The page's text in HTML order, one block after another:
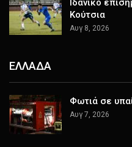
Ιδανικό
Κούτσια
Αυγ 8, 2026
ΕΛΛΑΔΑ
Φωτιά σε
Αυγ 7, 2026